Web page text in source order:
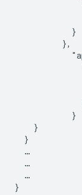
            }
          },
            }
    }
  }
  …
  …
  …